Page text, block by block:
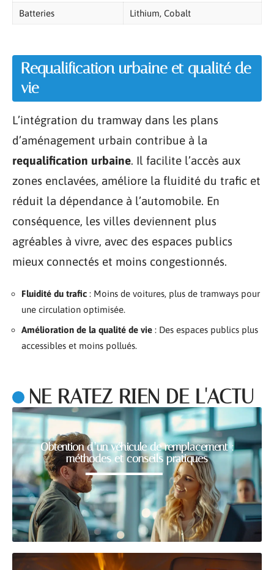
Batteries Lithium, Cobalt
Requalification urbaine et qualité de
vie
L’intégration du tramway dans les plans
d’aménagement urbain contribue à la
requalification urbaine. Il facilite l’accès aux
zones enclavées, améliore la fluidité du trafic et
réduit la dépendance à l’automobile. En
conséquence, les villes deviennent plus
agréables à vivre, avec des espaces publics
mieux connectés et moins congestionnés.
Fluidité du trafic : Moins de voitures, plus de tramways pour
une circulation optimisée.
Amélioration de la qualité de vie : Des espaces publics plus
accessibles et moins pollués.
NE RATEZ RIEN DE L'ACTU
Obtention d’un véhicule de remplacement :
méthodes et conseils pratiques